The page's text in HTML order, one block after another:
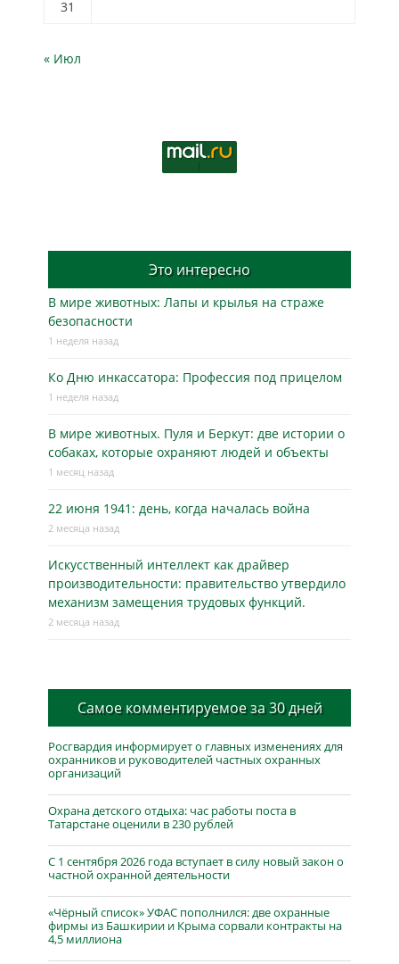
31
« Июл
Это интересно
В мире животных: Лапы и крылья на страже
безопасности
1 неделя назад
Ко Дню инкассатора: Профессия под прицелом
1 неделя назад
В мире животных. Пуля и Беркут: две истории о
собаках, которые охраняют людей и объекты
1 месяц назад
22 июня 1941: день, когда началась война
2 месяца назад
Искусственный интеллект как драйвер
производительности: правительство утвердило
механизм замещения трудовых функций.
2 месяца назад
Самое комментируемое за 30 дней
Росгвардия информирует о главных изменениях для
охранников и руководителей частных охранных
организаций
Охрана детского отдыха: час работы поста в
Татарстане оценили в 230 рублей
С 1 сентября 2026 года вступает в силу новый закон о
частной охранной деятельности
«Чёрный список» УФАС пополнился: две охранные
фирмы из Башкирии и Крыма сорвали контракты на
4,5 миллиона